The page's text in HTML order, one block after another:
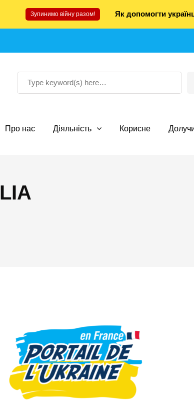
Зупинимо війну разом! Як допомогти
Про нас Діяльність Корисне